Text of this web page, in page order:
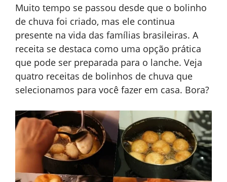
Muito tempo se passou desde que o bolinho
de chuva foi criado, mas ele continua
presente na vida das famílias brasileiras. A
receita se destaca como uma opção prática
que pode ser preparada para o lanche. Veja
quatro receitas de bolinhos de chuva que
selecionamos para você fazer em casa. Bora?